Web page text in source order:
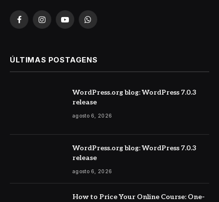
FacebookInstagramYouTubeWhatsApp
ÚLTIMAS POSTAGENS
WordPress.org blog: WordPress 7.0.3
release
agosto 6, 2026
WordPress.org blog: WordPress 7.0.3
release
agosto 6, 2026
How to Price Your Online Course: One-